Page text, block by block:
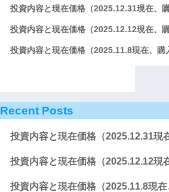
投資内容と現在価格（2025.12.31現在、購
投資内容と現在価格（2025.12.12現在、購
投資内容と現在価格（2025.11.8現在、購
Recent Posts
投資内容と現在価格（2025.12.31現
投資内容と現在価格（2025.12.12現
投資内容と現在価格（2025.11.8現在